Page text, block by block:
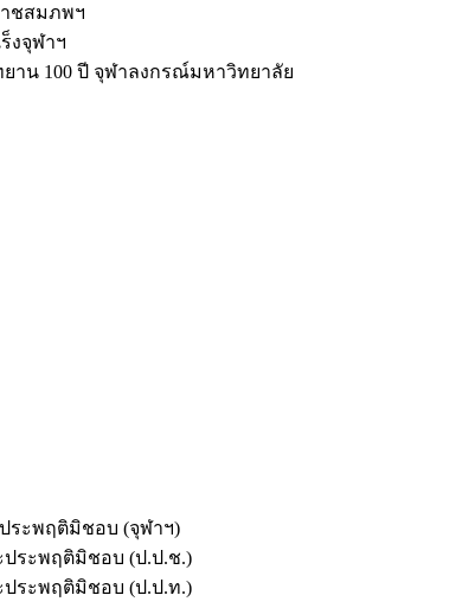
ชสมภพฯ
งจุฬาฯ
าน 100 ปี จุฬาลงกรณ์มหาวิทยาลัย
ระพฤติมิชอบ (จุฬาฯ)
ประพฤติมิชอบ (ป.ป.ช.)
ประพฤติมิชอบ (ป.ป.ท.)